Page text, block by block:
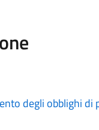
degli obblighi di